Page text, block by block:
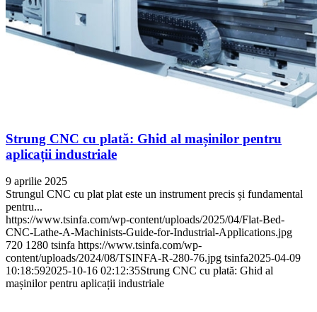
Strung CNC cu plată: Ghid al mașinilor pentru
aplicații industriale
9 aprilie 2025
Strungul CNC cu plat plat este un instrument precis și fundamental
pentru...
https://www.tsinfa.com/wp-content/uploads/2025/04/Flat-Bed-
CNC-Lathe-A-Machinists-Guide-for-Industrial-Applications.jpg
720 1280 tsinfa https://www.tsinfa.com/wp-
content/uploads/2024/08/TSINFA-R-280-76.jpg tsinfa2025-04-09
10:18:592025-10-16 02:12:35Strung CNC cu plată: Ghid al
mașinilor pentru aplicații industriale